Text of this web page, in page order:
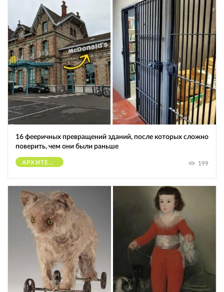
16 фееричных превращений зданий, после которых сложно
поверить, чем они были раньше
АРХИТЕКТУРА 199